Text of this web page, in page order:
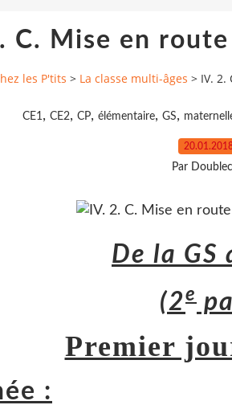
C. Mise en
les P'tits > La classe multi-âges > IV. 2.
CE1 , CE2, CP, élémentaire, GS,
Par
De la GS
(2e
Premier
: